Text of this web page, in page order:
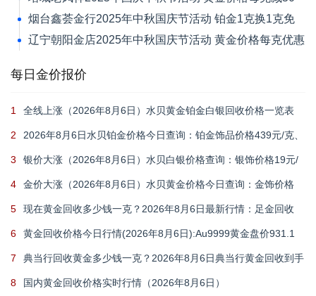
元
烟台鑫荟金行2025年中秋国庆节活动 铂金1克换1克免
新品工艺费
辽宁朝阳金店2025年中秋国庆节活动 黄金价格每克优惠
每日金价报价
1 全线上涨（2026年8月6日）水贝黄金铂金白银回收价格一览表
2
2026年8月6日水贝铂金价格今日查询：铂金饰品价格439元/克、
3
银价大涨（2026年8月6日）水贝白银价格查询：银饰价格19元/
4
金价大涨（2026年8月6日）水贝黄金价格今日查询：金饰价格
5
现在黄金回收多少钱一克？2026年8月6日最新行情：足金回收
6
黄金回收价格今日行情(2026年8月6日):Au9999黄金盘价931.1
7
典当行回收黄金多少钱一克？2026年8月6日典当行黄金回收到手
8
国内黄金回收价格实时行情（2026年8月6日）